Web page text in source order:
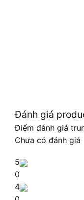
Đánh giá
Điểm đánh giá
Chưa có đánh giá
5
0
4